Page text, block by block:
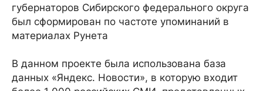
губернаторов Сибирского федерального округа
был сформирован по частоте упоминаний в
материалах Рунета
В данном проекте была использована база
данных «Яндекс. Новости», в которую входит